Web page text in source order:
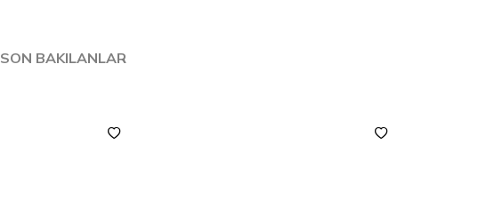
SON BAKILANLAR